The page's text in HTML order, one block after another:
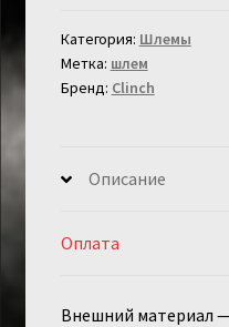
черный
Категория: Шлемы
Метка: шлем
Бренд: Clinch
Описание
Оплата
Внешний материал